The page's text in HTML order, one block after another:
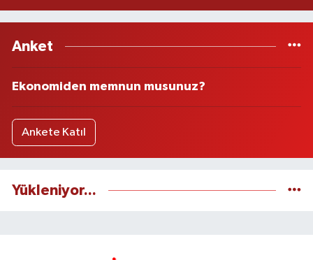
Anket
Ekonomiden memnun musunuz?
Ankete Katıl
Yükleniyor...